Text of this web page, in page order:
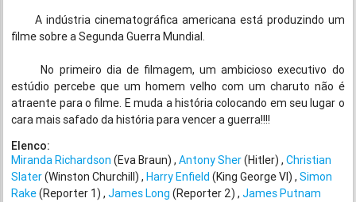
A indústria cinematográfica americana está produzindo um
filme sobre a Segunda Guerra Mundial.
No primeiro dia de filmagem, um ambicioso executivo do
estúdio percebe que um homem velho com um charuto não é
atraente para o filme. E muda a história colocando em seu lugar o
cara mais safado da história para vencer a guerra!!!!
Elenco:
Miranda Richardson (Eva Braun) Antony Sher(Hitler) Christian
Slater(Winston Churchill) Harry Enfield (King George VI) Simon
Rake(Reporter 1) James Long (Reporter 2) James Putnam